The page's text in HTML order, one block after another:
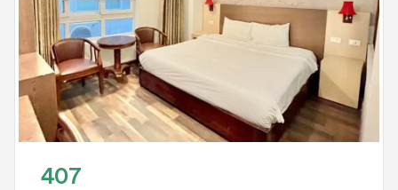
407